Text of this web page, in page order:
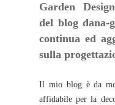
Garden
del blog dana-
continua ed
sulla
Il mio blog è da
affidabile per la